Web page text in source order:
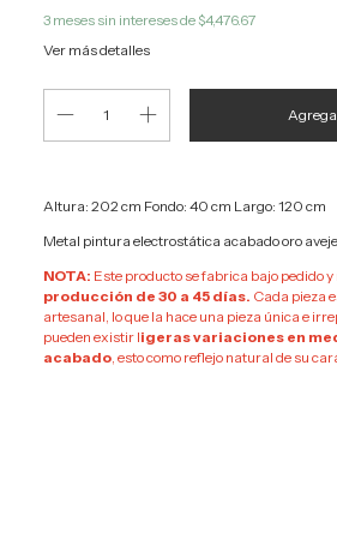
3 meses sin intereses de $4,476.67
Ver más detalles
Altura: 202 cm Fondo: 40 cm Largo: 120 cm
Metal pintura electrostática acabado oro
NOTA: Este producto se fabrica bajo pedido
producción de 30 a 45 días. Cada pieza
artesanal, lo que la hace una pieza única e
pueden existir ligeras variaciones en
acabado, esto como reflejo natural de su